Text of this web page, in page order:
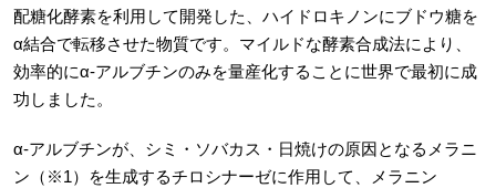
配糖化酵素を利用して開発した、ハイドロキノンにブドウ糖を
α結合で転移させた物質です。マイルドな酵素合成法により、
効率的にα-アルブチンのみを量産化することに世界で最初に成
功しました。
α-アルブチンが、シミ・ソバカス・日焼けの原因となるメラニ
ン（※1）を生成するチロシナーゼに作用して、メラニン